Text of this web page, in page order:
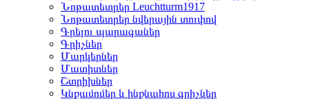
Նոթատետրեր Leuchtturm1917
Նոթատետրեր նվերային տուփով
Գրելու պարագաներ
Գրիչներ
Մարկերներ
Մատիտներ
Շտրիխներ
Կնքամոմեր և ինքնահոս գրիչներ